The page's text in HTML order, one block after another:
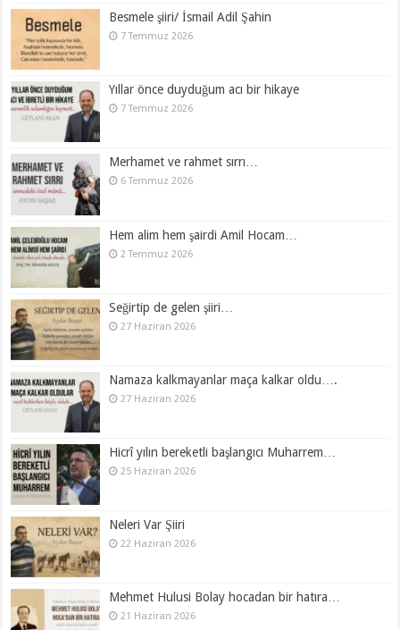
Besmele şiiri/ İsmail Adil Şahin
7 Temmuz 2026
Yıllar önce duyduğum acı bir hikaye
7 Temmuz 2026
Merhamet ve rahmet sırrı…
6 Temmuz 2026
Hem alim hem şairdi Amil Hocam…
2 Temmuz 2026
Seğirtip de gelen şiiri…
27 Haziran 2026
Namaza kalkmayanlar maça kalkar oldu….
27 Haziran 2026
Hicrî yılın bereketli başlangıcı Muharrem…
25 Haziran 2026
Neleri Var Şiiri
22 Haziran 2026
Mehmet Hulusi Bolay hocadan bir hatıra…
21 Haziran 2026